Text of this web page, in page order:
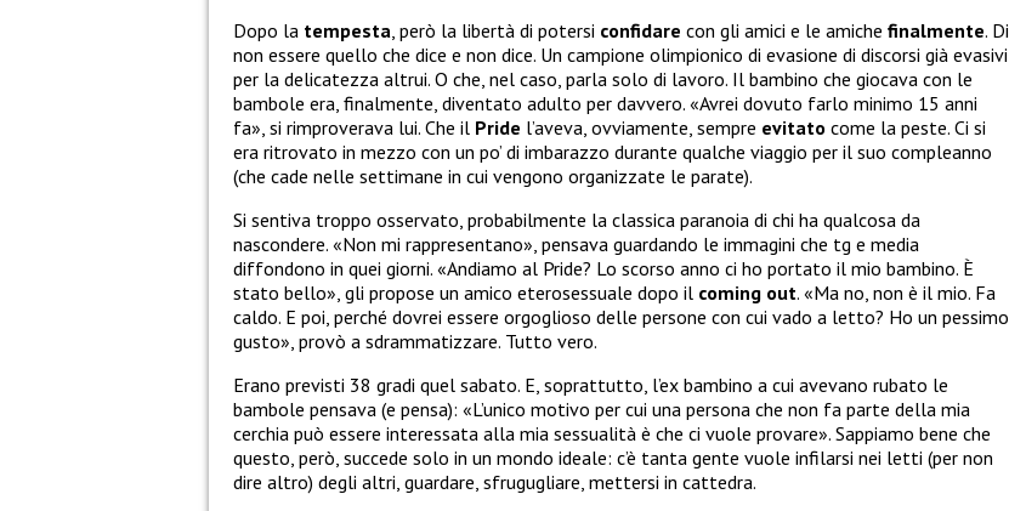
Dopo la tempesta , però la libertà di potersi confidare con gli amici e le amiche finalmente. Di
non essere quello che dice e non dice. Un campione olimpionico di evasione di discorsi già evasivi
per la delicatezza altrui. O che, nel caso, parla solo di lavoro. Il bambino che giocava con le
bambole era, finalmente, diventato adulto per davvero. «Avrei dovuto farlo minimo 15 anni
fa», si rimproverava lui. Che il Pride l’aveva, ovviamente, sempre evitato come la peste. Ci si
era ritrovato in mezzo con un po’ di imbarazzo durante qualche viaggio per il suo compleanno
(che cade nelle settimane in cui vengono organizzate le parate).
Si sentiva troppo osservato, probabilmente la classica paranoia di chi ha qualcosa da
nascondere. «Non mi rappresentano», pensava guardando le immagini che tg e media
diffondono in quei giorni. «Andiamo al Pride? Lo scorso anno ci ho portato il mio bambino. È
stato bello», gli propose un amico eterosessuale dopo il coming out. «Ma no, non è il mio. Fa
caldo. E poi, perché dovrei essere orgoglioso delle persone con cui vado a letto? Ho un pessimo
gusto», provò a sdrammatizzare. Tutto vero.
Erano previsti 38 gradi quel sabato. E, soprattutto, l’ex bambino a cui avevano rubato le
bambole pensava (e pensa): «L’unico motivo per cui una persona che non fa parte della mia
cerchia può essere interessata alla mia sessualità è che ci vuole provare». Sappiamo bene che
questo, però, succede solo in un mondo ideale: c’è tanta gente vuole infilarsi nei letti (per non
dire altro) degli altri, guardare, sfrugugliare, mettersi in cattedra.